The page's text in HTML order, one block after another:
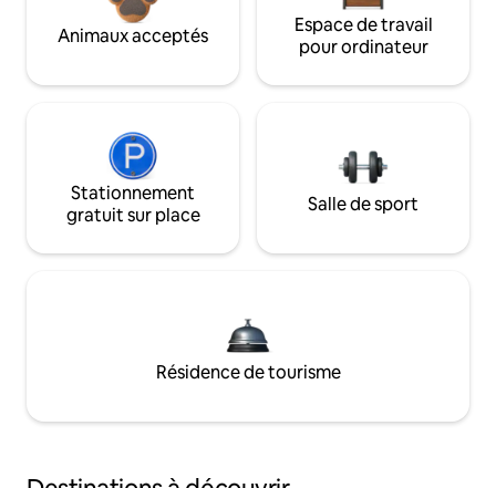
Animaux acceptés
Espace de travail
pour ordinateur
Stationnement
gratuit sur place
Salle de sport
Résidence de tourisme